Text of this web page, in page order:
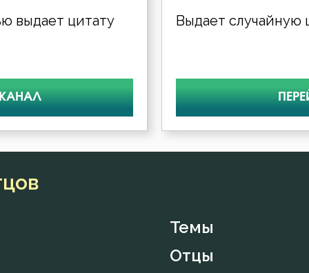
выдает цитату
КАНАЛ
Выдает случайную
Темы
Отцы